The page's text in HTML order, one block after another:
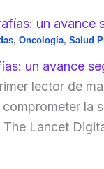
, Oncología, Salud
un avance
lector de
la
Lancet